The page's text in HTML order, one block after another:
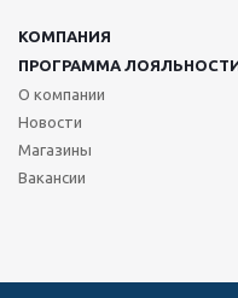
КОМПАНИЯ
ПРОГРАММА
О компании
Новости
Магазины
Вакансии